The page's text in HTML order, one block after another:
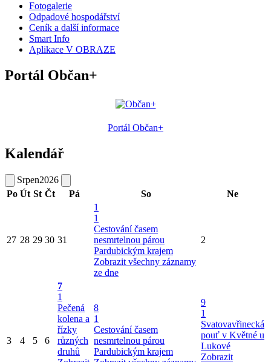
Fotogalerie
Odpadové hospodářství
Ceník a další informace
Smart Info
Aplikace V OBRAZE
Portál Občan+
Portál Občan+
Kalendář
Srpen2026
Po Út St Čt Pá So Ne
27 28 29 30 31
1
1
Cestování časem
nesmrtelnou párou
Pardubickým krajem
Zobrazit všechny záznamy
ze dne
2
3 4 5 6
7
1
Pečená
kolena a
řízky
různých
druhů
8
1
Cestování časem
nesmrtelnou párou
Pardubickým krajem
9
1
Svatovavřinecká
pouť v Květné u
Lukové
Zobrazit